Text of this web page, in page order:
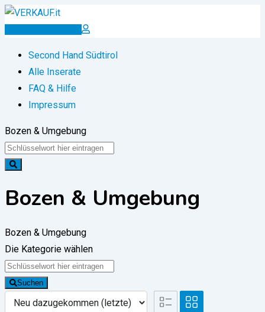
Zum
Inserat erstellen
Second Hand Südtirol
Alle Inserate
FAQ & Hilfe
Impressum
Bozen & Umgebung
Bozen & Umgebung
Bozen & Umgebung
Die Kategorie wählen
Suchen